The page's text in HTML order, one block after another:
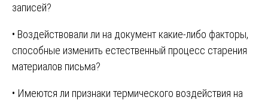
записей?
• Воздействовали ли на документ какие-либо факторы,
способные изменить естественный процесс старения
материалов письма?
• Имеются ли признаки термического воздействия на